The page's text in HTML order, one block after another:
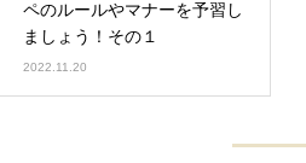
ペのルールやマナーを予習し
ましょう！その１
2022.11.20